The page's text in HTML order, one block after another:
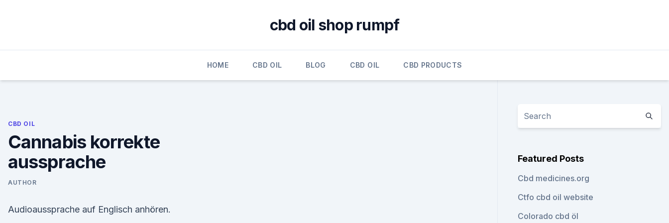
cbd oil shop rumpf
HOME CBD OIL BLOG CBD OIL CBD PRODUCTS
CBD OIL
Cannabis korrekte
aussprache
AUTHOR
Audioaussprache auf Englisch anhören.
Featured Posts
Cbd medicines.org
Ctfo cbd oil website
Colorado cbd öl